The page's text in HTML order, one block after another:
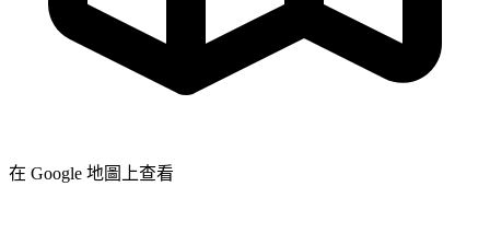
在 Google 地圖上查看